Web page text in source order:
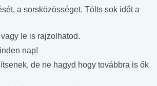
a sorsközösséget. Tölts sok időt a
le is rajzolhatod.
nap!
de ne hagyd hogy továbbra is ők